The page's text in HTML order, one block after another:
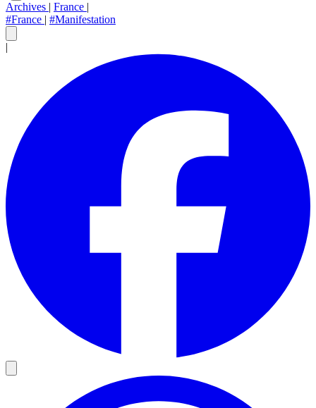
Archives | France |
#France | #Manifestation
|